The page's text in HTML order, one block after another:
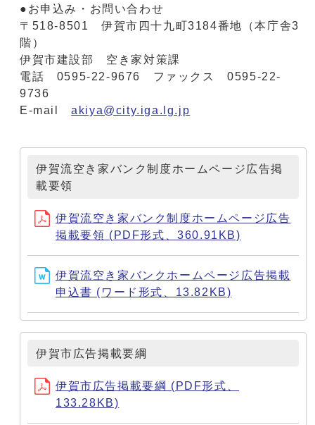
●お申込み・お問い合わせ
〒518-8501 伊賀市四十九町3184番地（本庁舎3
階）
伊賀市建設部 空き家対策課
電話 0595-22-9676 ファックス 0595-22-
9736
E-mailakiya@city.iga.lg.jp
伊賀流空き家バンク制度ホームページ広告掲
載要領
伊賀流空き家バンク制度ホームページ広告
掲載要領 (PDF形式、360.91KB)
伊賀流空き家バンクホームページ広告掲載
申込書 (ワード形式、13.82KB)
伊賀市広告掲載要綱
伊賀市広告掲載要綱 (PDF形式、
133.28KB)